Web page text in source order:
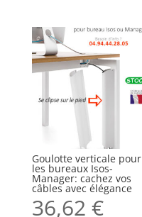
Goulotte verticale pour
les bureaux Isos-
Manager: cachez vos
câbles avec élégance
36,62 €